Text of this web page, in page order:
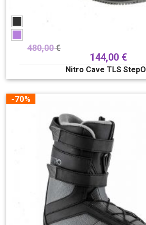
480,00€
144,00 €
Nitro Cave TLS
-70%